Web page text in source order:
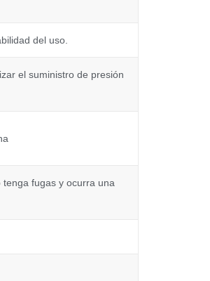
del uso.
el suministro de presión
fugas y ocurra una